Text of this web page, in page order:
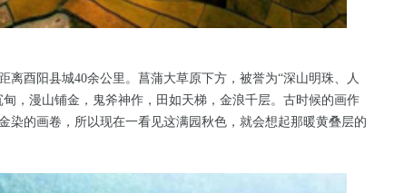
离酉阳县城40余公里。菖蒲大草原下方，被誉为“深山明珠、人
，漫山铺金，鬼斧神作，田如天梯，金浪千层。古时候的画作
染的画卷，所以现在一看见这满园秋色，就会想起那暖黄叠层的